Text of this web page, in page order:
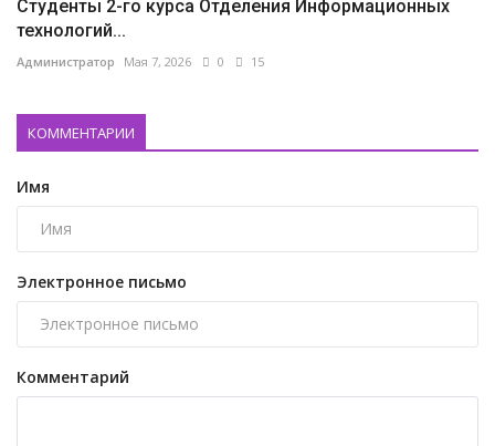
Студенты 2-го курса Отделения Информационных
технологий...
Администратор Мая 7, 2026 0 15
КОММЕНТАРИИ
Имя
Электронное письмо
Комментарий